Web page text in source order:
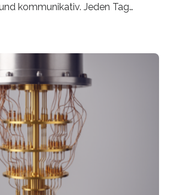
kommunikativ. Jeden Tag
eng zusammenarbeiten. Neue
Dies ist der Alltag in
die dieses Jahr 100
weshalb die UNESCO 2025 zum
der Quantenwissenschaft und -
hat. Doch nun hat eine
um den